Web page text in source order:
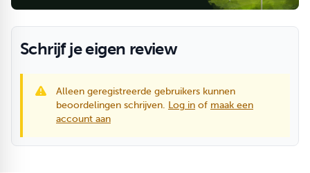
Schrijf je eigen review
Alleen geregistreerde gebruikers kunnen
beoordelingen schrijven.
Log in of maak een
account aan